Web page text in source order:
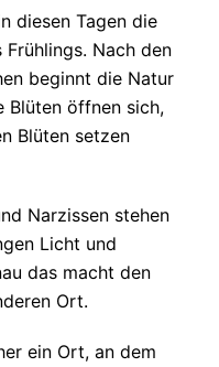
diesen Tagen die
Nach den
beginnt die Natur
Blüten öffnen sich,
Blüten setzen
Narzissen stehen
Licht und
das macht den
Ort.
ein Ort, an dem